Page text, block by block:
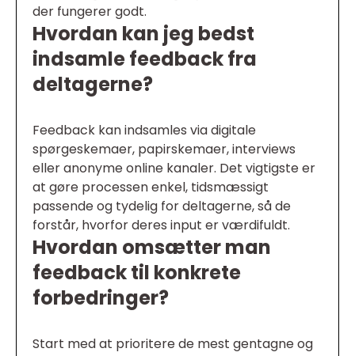
der fungerer godt.
Hvordan kan jeg bedst
indsamle feedback fra
deltagerne?
Feedback kan indsamles via digitale
spørgeskemaer, papirskemaer, interviews
eller anonyme online kanaler. Det vigtigste er
at gøre processen enkel, tidsmæssigt
passende og tydelig for deltagerne, så de
forstår, hvorfor deres input er værdifuldt.
Hvordan omsætter man
feedback til konkrete
forbedringer?
Start med at prioritere de mest gentagne og